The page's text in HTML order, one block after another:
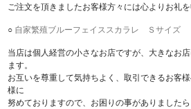
ご注文を頂きましたお客様方々には心よりお礼を
○ 自家繁殖ブルーフェイススカラレ Ｓサイズ
当店は個人経営の小さなお店ですが、大きなお
ます。
お互いを尊重して気持ちよく、取引できるお客
様に
努めておりますので、お困りの事がありましたら